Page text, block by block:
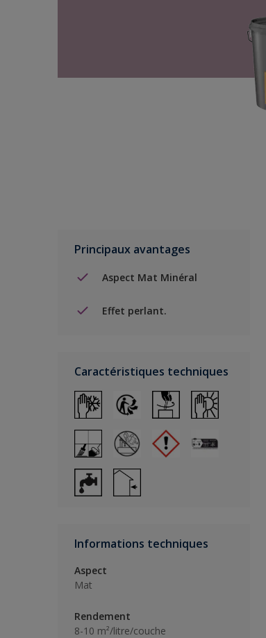
Principaux avantages
Aspect Mat Minéral
Effet perlant.
Caractéristiques techniques
Informations techniques
Aspect
Mat
Rendement
8-10 m²/litre/couche